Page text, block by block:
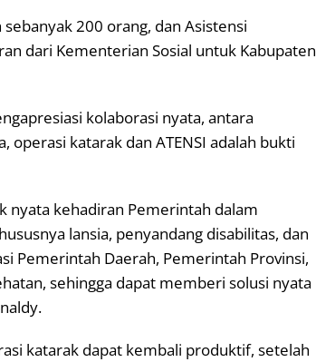
200 orang, dan Asistensi
dari Kementerian Sosial untuk Kabupaten
kolaborasi nyata, antara
operasi katarak dan ATENSI adalah bukti
nyata kehadiran Pemerintah dalam
lansia, penyandang disabilitas, dan
Pemerintah Daerah, Pemerintah Provinsi,
sehingga dapat memberi solusi nyata
katarak dapat kembali produktif, setelah